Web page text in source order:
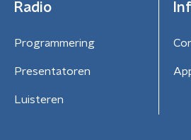
Radio
Programmering
Presentatoren
Luisteren